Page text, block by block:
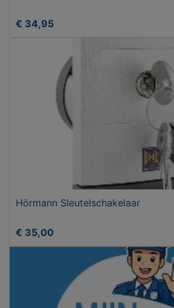
€ 34,95
Hörmann Sleutelschakelaar
€ 35,00